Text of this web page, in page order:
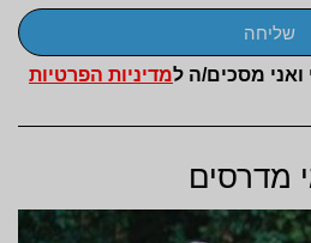
מסכים/ה למדיניות הפרטיות
שליחה
מדרסים